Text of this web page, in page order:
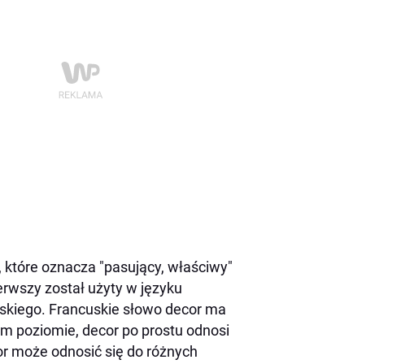
oznacza "pasujący, właściwy"
został użyty w języku
Francuskie słowo decor ma
poziomie, decor po prostu odnosi
może odnosić się do różnych